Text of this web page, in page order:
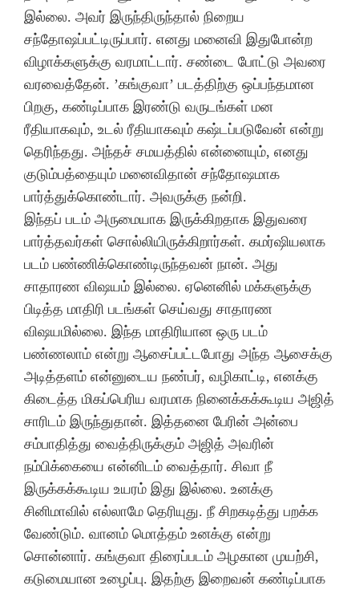
இல்லை. அவர் இருந்திருந்தால் நிறைய
சந்தோஷப்பட்டிருப்பார். எனது மனைவி இதுபோன்ற
விழாக்களுக்கு வரமாட்டார். சண்டை போட்டு அவரை
வரவைத்தேன். ’கங்குவா’ படத்திற்கு ஒப்பந்தமான
பிறகு, கண்டிப்பாக இரண்டு வருடங்கள் மன
ரீதியாகவும், உடல் ரீதியாகவும் கஷ்டப்படுவேன் என்று
தெரிந்தது. அந்தச் சமயத்தில் என்னையும், எனது
குடும்பத்தையும் மனைவிதான் சந்தோஷமாக
பார்த்துக்கொண்டார். அவருக்கு நன்றி.
இந்தப் படம் அருமையாக இருக்கிறதாக இதுவரை
பார்த்தவர்கள் சொல்லியிருக்கிறார்கள். கமர்ஷியலாக
படம் பண்ணிக்கொண்டிருந்தவன் நான். அது
சாதாரண விஷயம் இல்லை. ஏனெனில் மக்களுக்கு
பிடித்த மாதிரி படங்கள் செய்வது சாதாரண
விஷயமில்லை. இந்த மாதிரியான ஒரு படம்
பண்ணலாம் என்று ஆசைப்பட்டபோது அந்த ஆசைக்கு
அடித்தளம் என்னுடைய நண்பர், வழிகாட்டி, எனக்கு
கிடைத்த மிகப்பெரிய வரமாக நினைக்கக்கூடிய அஜித்
சாரிடம் இருந்துதான். இத்தனை பேரின் அன்பை
சம்பாதித்து வைத்திருக்கும் அஜித் அவரின்
நம்பிக்கையை என்னிடம் வைத்தார். சிவா நீ
இருக்கக்கூடிய உயரம் இது இல்லை. உனக்கு
சினிமாவில் எல்லாமே தெரியுது. நீ சிறகடித்து பறக்க
வேண்டும். வானம் மொத்தம் உனக்கு என்று
சொன்னார். கங்குவா திரைப்படம் அழகான முயற்சி,
கடுமையான உழைப்பு. இதற்கு இறைவன் கண்டிப்பாக